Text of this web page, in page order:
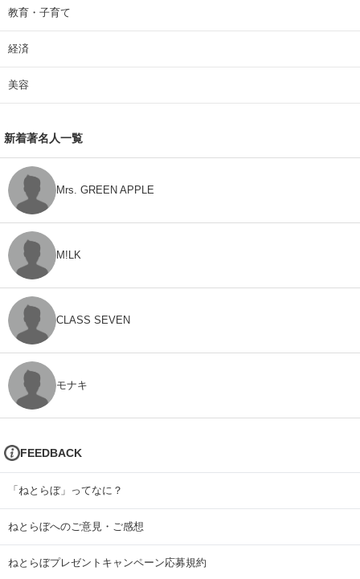
教育・子育て
経済
美容
新着著名人一覧
Mrs. GREEN APPLE
M!LK
CLASS SEVEN
モナキ
FEEDBACK
「ねとらぼ」ってなに？
ねとらぼへのご意見・ご感想
ねとらぼプレゼントキャンペーン応募規約